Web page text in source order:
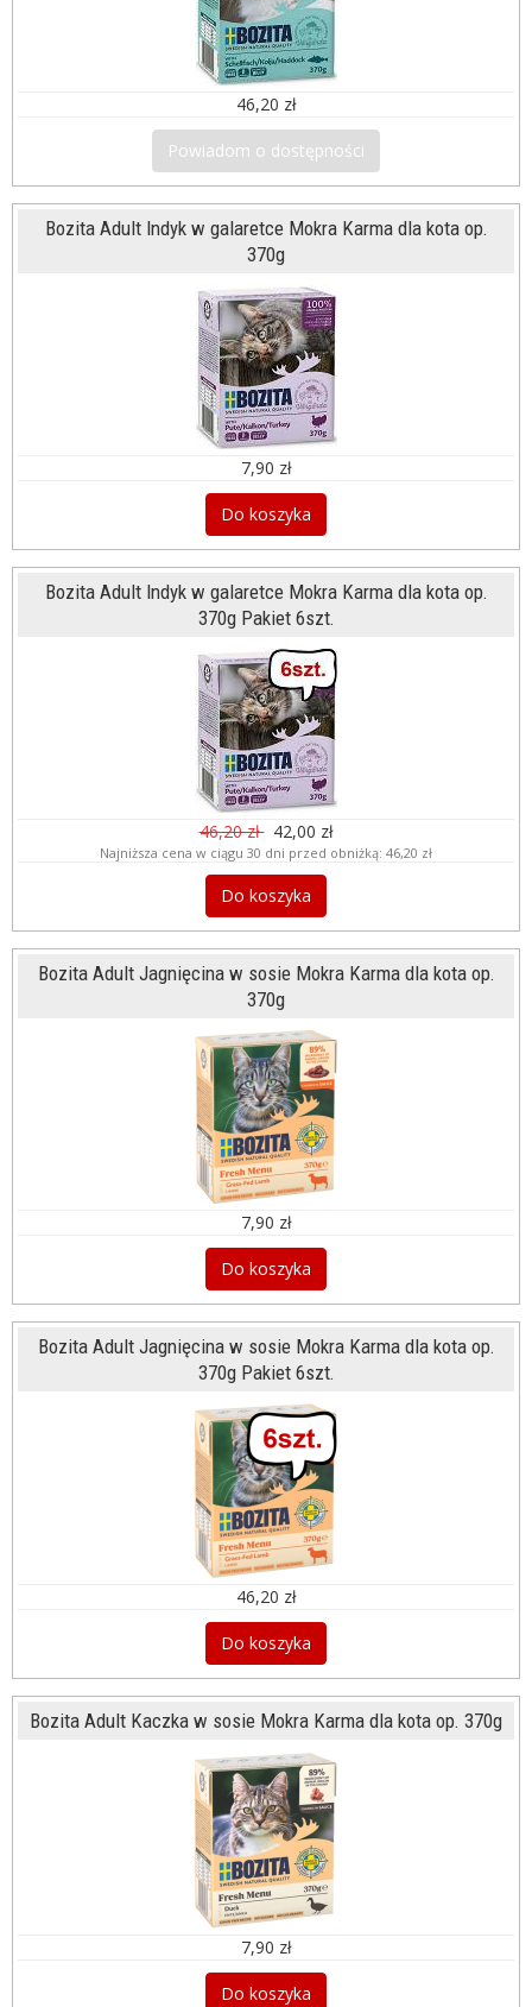
46,20 zł
Powiadom o dostępności
Bozita Adult Indyk w galaretce Mokra Karma dla kota op.
370g
7,90 zł
Do koszyka
Bozita Adult Indyk w galaretce Mokra Karma dla kota op.
370g Pakiet 6szt.
46,20 zł 42,00 zł
Najniższa cena w ciągu 30 dni przed obniżką: 46,20 zł
Do koszyka
Bozita Adult Jagnięcina w sosie Mokra Karma dla kota op.
370g
7,90 zł
Do koszyka
Bozita Adult Jagnięcina w sosie Mokra Karma dla kota op.
370g Pakiet 6szt.
46,20 zł
Do koszyka
Bozita Adult Kaczka w sosie Mokra Karma dla kota op. 370g
7,90 zł
Do koszyka